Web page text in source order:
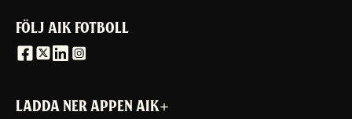
FÖLJ AIK FOTBOLL
LADDA NER APPEN AIK+